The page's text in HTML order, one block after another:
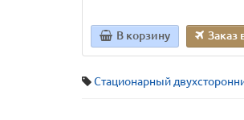
В корзину Заказ
Стационарный